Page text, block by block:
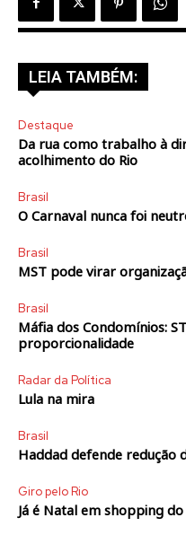
LEIA TAMBÉM:
Destaque
Da rua como trabalho à
acolhimento do Rio
Brasil
O Carnaval nunca foi
Brasil
MST pode virar
Brasil
Máfia dos Condomínios:
proporcionalidade
Radar da Política
Lula na mira
Brasil
Haddad defende redução
Giro pelo Rio
Já é Natal em shopping do